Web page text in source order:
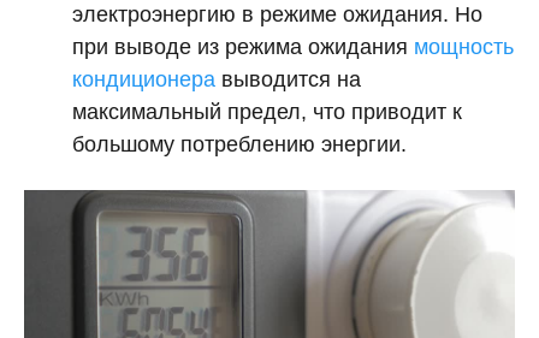
электроэнергию в режиме ожидания. Но
при выводе из режима ожидания мощность
кондиционера выводится на
максимальный предел, что приводит к
большому потреблению энергии.